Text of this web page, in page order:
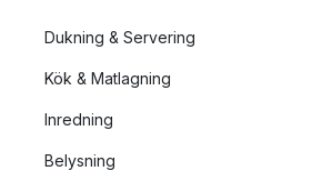
Dukning & Servering
Kök & Matlagning
Inredning
Belysning